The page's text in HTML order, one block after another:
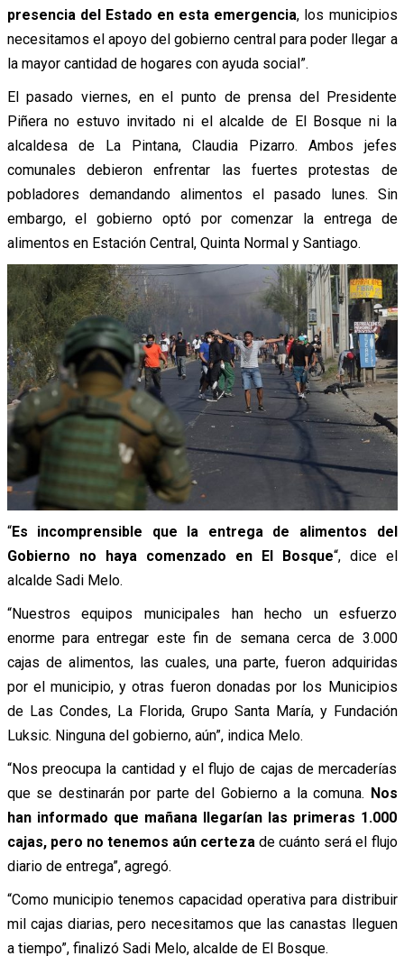
presencia del Estado en esta emergencia, los municipios
necesitamos el apoyo del gobierno central para poder llegar a
la mayor cantidad de hogares con ayuda social”.
El pasado viernes, en el punto de prensa del Presidente
Piñera no estuvo invitado ni el alcalde de El Bosque ni la
alcaldesa de La Pintana, Claudia Pizarro. Ambos jefes
comunales debieron enfrentar las fuertes protestas de
pobladores demandando alimentos el pasado lunes. Sin
embargo, el gobierno optó por comenzar la entrega de
alimentos en Estación Central, Quinta Normal y Santiago.
“Es incomprensible que la entrega de alimentos del
Gobierno no haya comenzado en El Bosque“, dice el
alcalde Sadi Melo.
“Nuestros equipos municipales han hecho un esfuerzo
enorme para entregar este fin de semana cerca de 3.000
cajas de alimentos, las cuales, una parte, fueron adquiridas
por el municipio, y otras fueron donadas por los Municipios
de Las Condes, La Florida, Grupo Santa María, y Fundación
Luksic. Ninguna del gobierno, aún”, indica Melo.
“Nos preocupa la cantidad y el flujo de cajas de mercaderías
que se destinarán por parte del Gobierno a la comuna. Nos
han informado que mañana llegarían las primeras 1.000
cajas, pero no tenemos aún certeza de cuánto será el flujo
diario de entrega”, agregó.
“Como municipio tenemos capacidad operativa para distribuir
mil cajas diarias, pero necesitamos que las canastas lleguen
a tiempo”, finalizó Sadi Melo, alcalde de El Bosque.